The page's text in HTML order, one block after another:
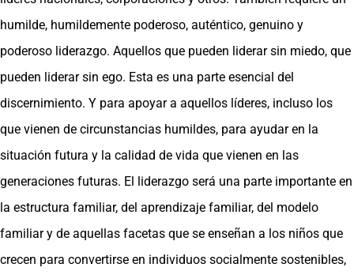
humilde, humildemente poderoso, auténtico, genuino y
poderoso liderazgo. Aquellos que pueden liderar sin miedo, que
pueden liderar sin ego. Esta es una parte esencial del
discernimiento. Y para apoyar a aquellos líderes, incluso los
que vienen de circunstancias humildes, para ayudar en la
situación futura y la calidad de vida que vienen en las
generaciones futuras. El liderazgo será una parte importante en
la estructura familiar, del aprendizaje familiar, del modelo
familiar y de aquellas facetas que se enseñan a los niños que
crecen para convertirse en individuos socialmente sostenibles,